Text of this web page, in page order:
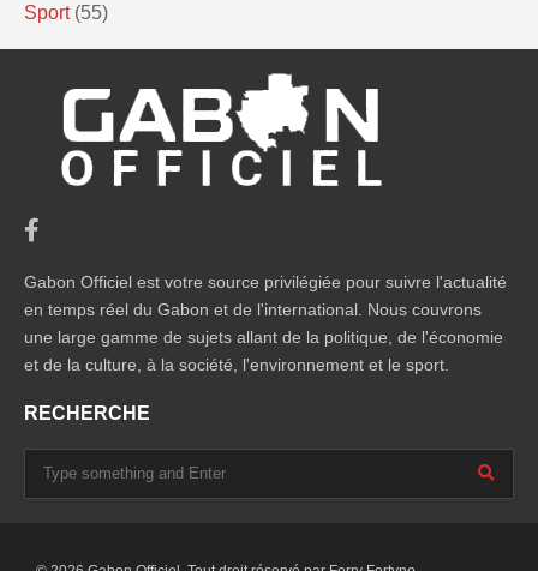
Sport (55)
Gabon Officiel est votre source privilégiée pour suivre l'actualité
en temps réel du Gabon et de l'international. Nous couvrons
une large gamme de sujets allant de la politique, de l'économie
et de la culture, à la société, l'environnement et le sport.
RECHERCHE